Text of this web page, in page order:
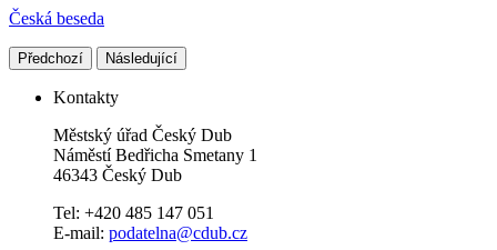
Česká beseda
Předchozí Následující
Kontakty
Městský úřad Český Dub
Náměstí Bedřicha Smetany 1
46343 Český Dub
Tel: +420 485 147 051
E-mail: podatelna@cdub.cz